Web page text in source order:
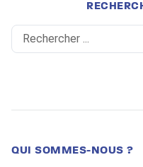
Search
...
QUI SOMMES-NOUS ?